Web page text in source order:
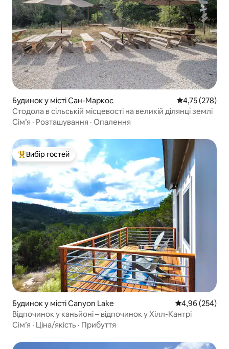
Будинок у місті Сан-Маркос Середня
4,75 (278)
Стодола в сільській місцевості на великій ділянці землі
Сім’я · Розташування · Опалення
Топ вибір гостей
Вибір гостей
Будинок у місті Canyon Lake Середня
4,96 (254)
Відпочинок у каньйоні – відпочинок у Хілл-Кантрі
Сім’я · Ціна/якість · Прибуття